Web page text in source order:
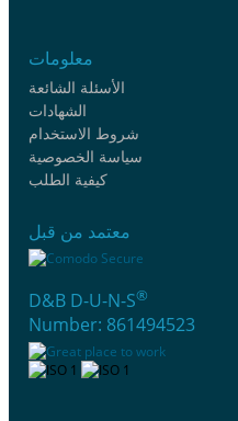
معلومات
الأسئلة الشائعة
الشهادات
شروط الاستخدام
سياسة الخصوصية
كيفية الطلب
معتمد من قبل
D&B D-U-N-S®
Number: 861494523